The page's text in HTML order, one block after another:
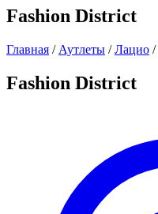
Fashion District
Главная / Аутлеты / Лацио /
Fashion District